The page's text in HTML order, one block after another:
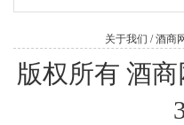
关于我们 /酒商
版权所有 酒商